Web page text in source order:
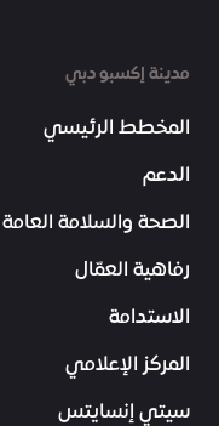
مدينة إكسبو دبي
المخطط الرئيسي
الدعم
الصحة والسلامة العامة
رفاهية العمّال
الاستدامة
المركز الإعلامي
سيتي إنسايتس